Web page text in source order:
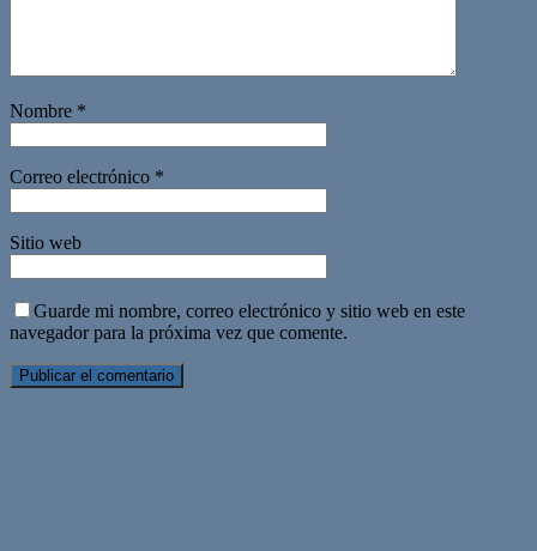
Nombre *
Correo electrónico *
Sitio web
Guarde mi nombre, correo electrónico y sitio web en este
navegador para la próxima vez que comente.